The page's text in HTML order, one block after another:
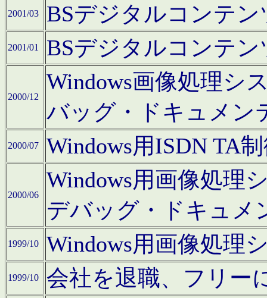
2001/03 BSデジタルコンテ
2001/01 BSデジタルコンテ
2000/12
Windows画像処理シ
バッグ・ドキュメン
2000/07 Windows用ISDN TA
2000/06
Windows用画像処理
デバッグ・ドキュメ
1999/10 Windows用画像処理
1999/10 会社を退職、フリー